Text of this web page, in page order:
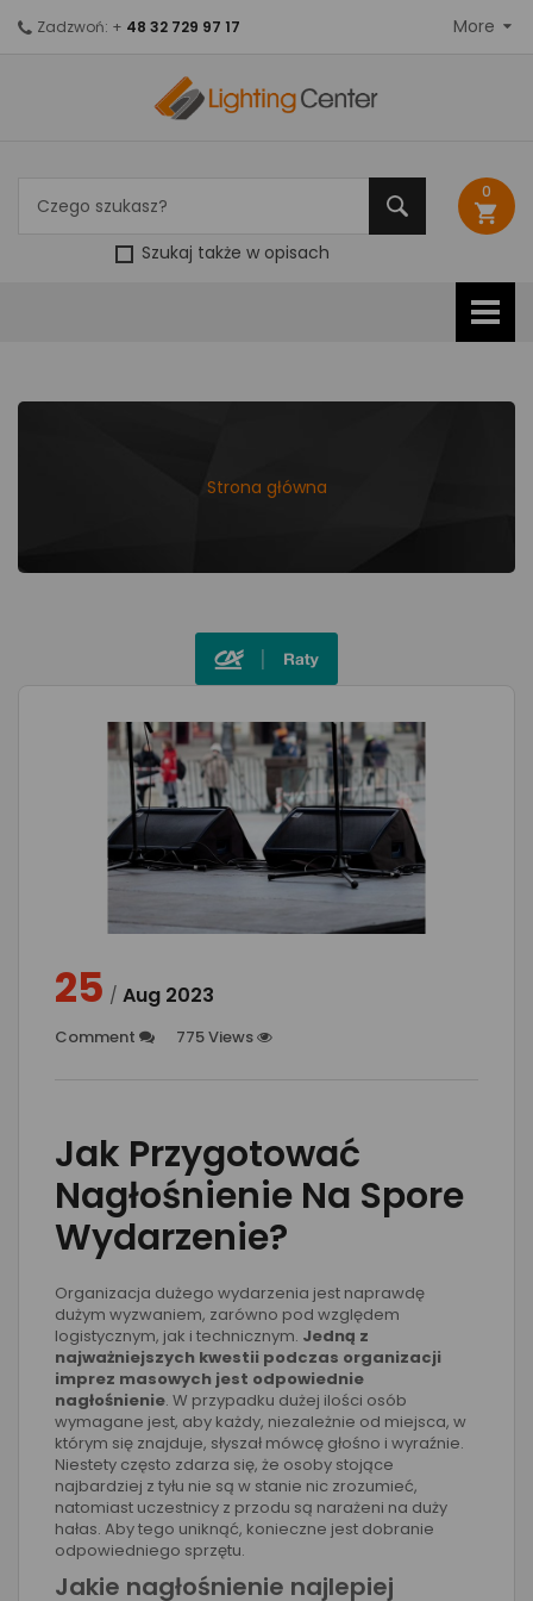
Szukaj także w opisach
0
shopping_cart
Zadzwoń: + 48 32 729 97 17 More
Strona główna
25 / Aug 2023
Comment 775 Views
Jak Przygotować
Nagłośnienie Na Spore
Wydarzenie?
Organizacja dużego wydarzenia jest naprawdę
dużym wyzwaniem, zarówno pod względem
logistycznym, jak i technicznym. Jedną z
najważniejszych kwestii podczas organizacji
imprez masowych jest odpowiednie
nagłośnienie. W przypadku dużej ilości osób
wymagane jest, aby każdy, niezależnie od miejsca, w
którym się znajduje, słyszał mówcę głośno i wyraźnie.
Niestety często zdarza się, że osoby stojące
najbardziej z tyłu nie są w stanie nic zrozumieć,
natomiast uczestnicy z przodu są narażeni na duży
hałas. Aby tego uniknąć, konieczne jest dobranie
odpowiedniego sprzętu.
Jakie nagłośnienie najlepiej